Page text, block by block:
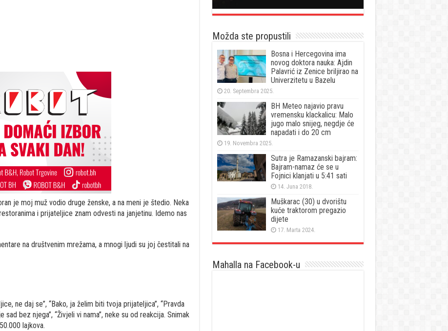
je moj muž vodio druge ženske, a na meni je štedio. Neka
i prijateljice znam odvesti na janjetinu. Idemo nas
na društvenim mrežama, a mnogi ljudi su joj čestitali na
ne daj se”, “Bako, ja želim biti tvoja prijateljica”, “Pravda
sad bez njega”, “Živjeli vi nama”, neke su od reakcija. Snimak
lajkova.
Možda ste propustili
Bosna i Hercegovina ima
novog doktora nauka: Ajdin
Palavrić iz Zenice briljirao na
Univerzitetu u Bazelu
20. Septembra 2025.
BH Meteo najavio pravu
vremensku klackalicu: Malo
jugo malo snijeg, negdje će
napadati i do 20 cm
19. Novembra 2025.
Sutra je Ramazanski bajram:
Bajram-namaz će se u
Fojnici klanjati u 5:41 sati
14. Juna 2018.
Muškarac (30) u dvorištu
kuće traktorom pregazio
dijete
17. Marta 2024.
Mahalla na Facebook-u